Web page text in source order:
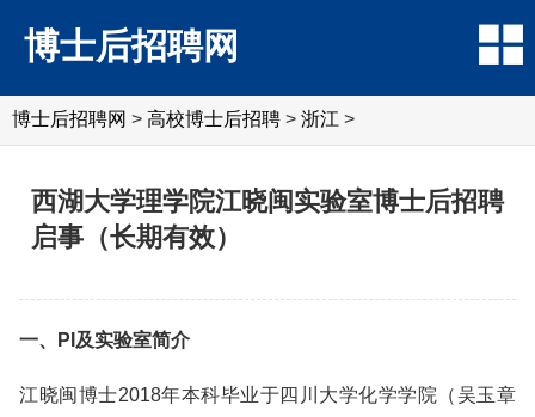
博士后招聘网
博士后招聘网 > 高校博士后招聘 > 浙江 >
西湖大学理学院江晓闽实验室博士后招聘
启事（长期有效）
一、PI及实验室简介
江晓闽博士2018年本科毕业于四川大学化学学院（吴玉章